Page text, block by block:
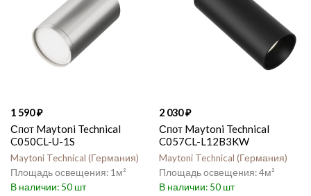
1 590
Спот Maytoni Technical
C050CL-U-1S
Maytoni Technical Германия
1
50
2 030
Спот Maytoni Technical
C057CL-L12B3KW
Maytoni Technical Германия
4
50